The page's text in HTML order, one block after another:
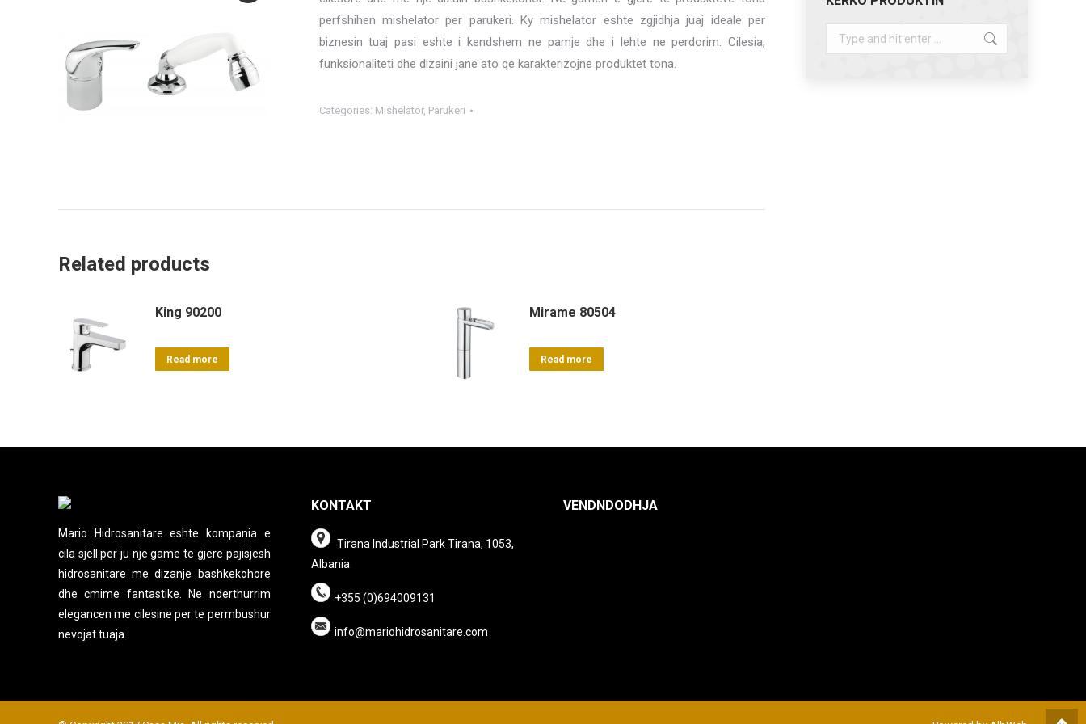
perfshihen mishelator per parukeri. Ky mishelator eshte zgjidhja juaj ideale per
biznesin tuaj pasi eshte i kendshem ne pamje dhe i lehte ne perdorim. Cilesia,
funksionaliteti dhe dizaini jane ato qe karakterizojne produktet tona.
Categories: Mishelator, Parukeri
Related products
King 90200
Read more
Mirame 80504
Read more
Search:
Mario Hidrosanitare eshte kompania e
cila sjell per ju nje game te gjere pajisjesh
hidrosanitare me dizanje bashkekohore
dhe cmime fantastike. Ne nderthurrim
elegancen me cilesine per te permbushur
nevojat tuaja.
KONTAKT
Tirana Industrial Park Tirana, 1053,
Albania
+355 (0)694009131
info@mariohidrosanitare.com
VENDNDODHJA